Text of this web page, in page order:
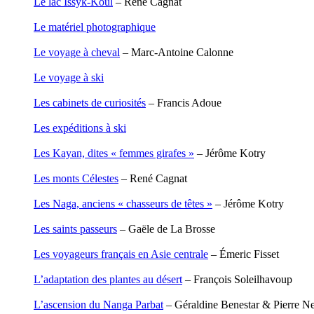
Garcia Antoine
Gaullier Tanneguy
Gemme Pierre
Georis Stéphane
Giry Julien
Grange Florent
Griette Olivier
Guerrier Gérard
Guillotel Pierre-Antoine
Haegy Jean-Marie
Halluin Bruno d’
Harvey James
Hervouët Tifenn
Le matériel photographique
Le voyage à cheval – Marc-Antoine Calonne
Le voyage à ski
Les cabinets de curiosités – Francis Adoue
Les expéditions à ski
Les Kayan, dites « femmes girafes » – Jérôme Kotry
Les monts Célestes – René Cagnat
Les Naga, anciens « chasseurs de têtes » – Jérôme Kotry
Les saints passeurs – Gaële de La Brosse
Les voyageurs français en Asie centrale – Émeric Fisset
L’adaptation des plantes au désert – François Soleilhavoup
L’ascension du Nanga Parbat – Géraldine Benestar & Pierre